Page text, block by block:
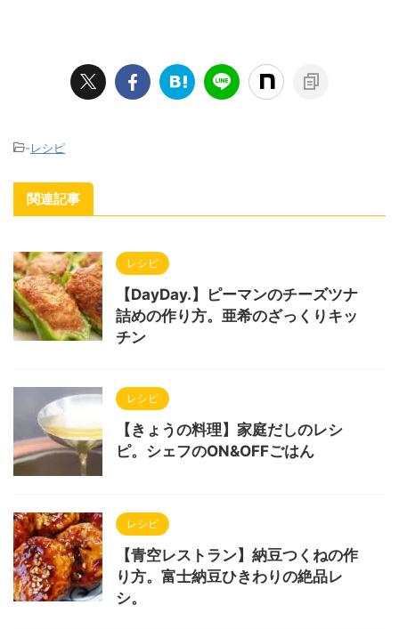
-レシピ
関連記事
レシピ
【DayDay.】ピーマンのチーズツナ
詰めの作り方。亜希のざっくりキッ
チン
レシピ
【きょうの料理】家庭だしのレシ
ピ。シェフのON&OFFごはん
レシピ
【青空レストラン】納豆つくねの作
り方。富士納豆ひきわりの絶品レ
シ。